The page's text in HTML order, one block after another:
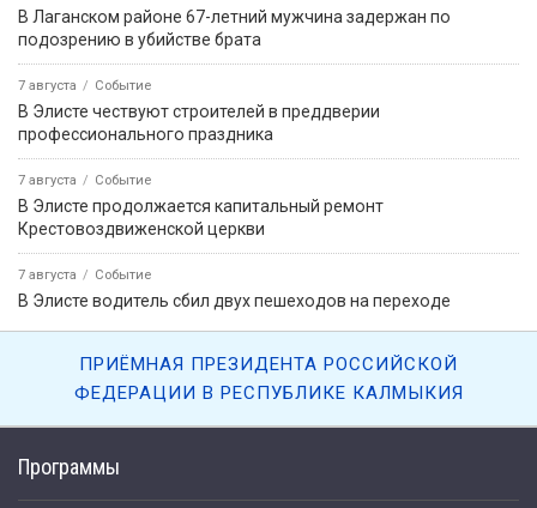
Программы
В Лаганском районе 67-летний мужчина задержан по
подозрению в убийстве брата
7 августа Событие
В Элисте чествуют строителей в преддверии
профессионального праздника
7 августа Событие
В Элисте продолжается капитальный ремонт
Крестовоздвиженской церкви
7 августа Событие
В Элисте водитель сбил двух пешеходов на переходе
ПРИЁМНАЯ ПРЕЗИДЕНТА РОССИЙСКОЙ
ФЕДЕРАЦИИ В РЕСПУБЛИКЕ КАЛМЫКИЯ